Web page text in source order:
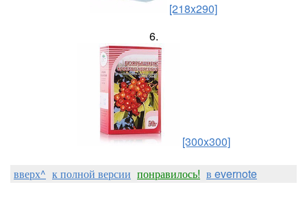
[218x290]
6.
[300x300]
вверх^ к полной версии понравилось! в evernote